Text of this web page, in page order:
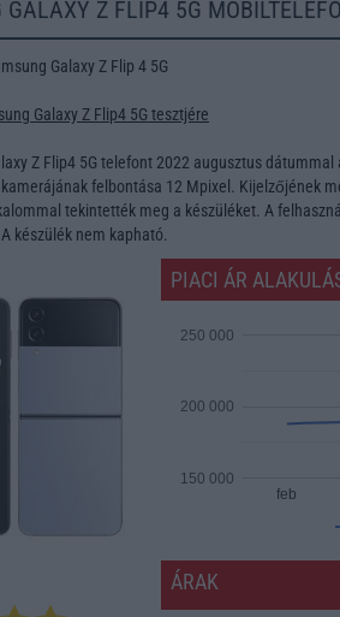
GALAXY Z FLIP4 5G
Galaxy Z Flip 4 5G
Galaxy Z Flip4 5G tesztjére
Z Flip4 5G telefont 2022 augusztus
felbontása 12 Mpixel. Kijelzőjének
tekintették meg a készüléket. A
készülék nem kapható.
PIACI ÁR
feb
150 000
200 000
250 000
ÁRAK